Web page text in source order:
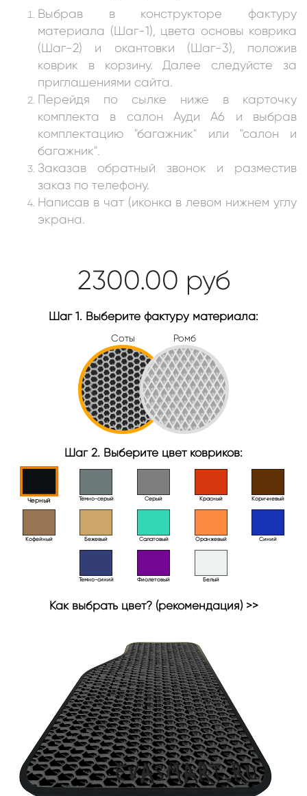
Выбрав в конструкторе фактуру
материала (Шаг-1), цвета основы коврика
(Шаг-2) и окантовки (Шаг-3), положив
коврик в корзину. Далее следуйсте за
приглашениями сайта.
Перейдя по сылке ниже в карточку
комплекта в салон Ауди А6 и выбрав
комплектацию "багажник" или "салон и
багажник".
Заказав обратный звонок и разместив
заказ по телефону.
Написав в чат (иконка в левом нижнем углу
экрана.
2300.00 руб
Шаг 1. Выберите фактуру материала:
Соты Ромб
Шаг 2. Выберите цвет ковриков:
Черный Тёмно-серый Серый Красный Коричневый
Кофейный Бежевый Салатовый Оранжевый Синий
Темно-синий Фиолетовый Белый
Как выбрать цвет? (рекомендация) >>